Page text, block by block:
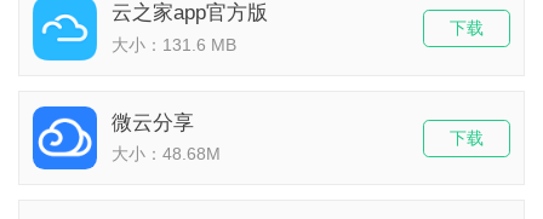
云之家app官方版
大小：131.6 MB
下载
微云分享
大小：48.68M
下载